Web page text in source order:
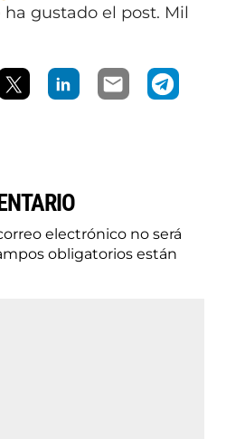
gustado el post. Mil
electrónico no será
obligatorios están